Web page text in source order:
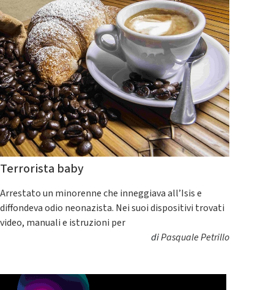
Terrorista baby
Arrestato un minorenne che inneggiava all’Isis e
diffondeva odio neonazista. Nei suoi dispositivi trovati
video, manuali e istruzioni per
diPasquale Petrillo